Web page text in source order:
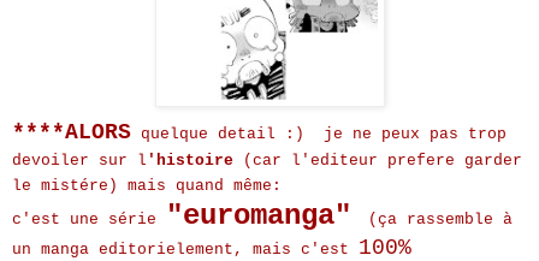
****ALORS quelque detail :) je ne peux pas trop
devoiler sur l 'histoire (car l'editeur prefere garder
le mistére) mais quand même:
c'est une série
"euromanga"
(ça rassemble à
un manga editorielement, mais c'est 100%